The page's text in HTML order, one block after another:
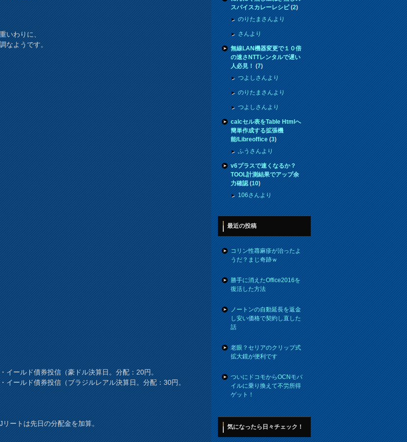
いわりに、
なようです。
イールド債券投信（豪ドル決算日。分配：20円。
イールド債券投信（ブラジルレアル決算日。分配：30円。
リートは先日の分配金を加算。
スパイスカレーレシピ(2)
のりたまさんより
さんより
無線LAN機器変更で１０倍
の速さNTTレンタルで遅い
人必見！(7)
つよしさんより
のりたまさんより
つよしさんより
calcセル表をTable Htmlへ
簡単作成する拡張機
能/Libreoffice(3)
ふうさんより
v6プラスで速くなるか？
TOOL計測結果でアップ余
力確認(10)
106さんより
最近の投稿
コリン性蕁麻疹が治ったよ
うだ？まじ奇跡ｗ
勝手に消えたOffice2016を
復活した方法
ノートンの自動延長を返金
し安い価格で契約し直した
話
老眼？セリアのクリップ式
拡大鏡が便利です
ついにドコモからOCNモバ
イルに乗り換えて不労所得
ゲット！
気になったら日々チェック！